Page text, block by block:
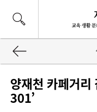
양재천 카페거리
301’